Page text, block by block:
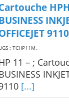
9110
: TCHP11M.
11 – ;
[...]